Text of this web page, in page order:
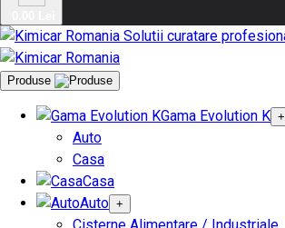
Produse
Gama Evolution K +
Auto
Casa
Casa
Auto +